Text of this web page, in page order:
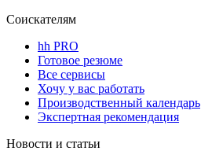
Соискателям
hh PRO
Готовое резюме
Все сервисы
Хочу у вас работать
Производственный календарь
Экспертная рекомендация
Новости и статьи